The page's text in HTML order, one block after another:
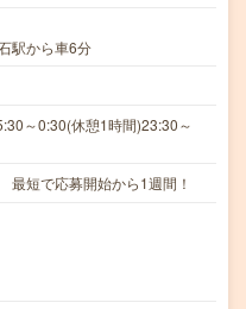
駅から車6分
～0:30(休憩1時間)23:30～
短で応募開始から1週間！